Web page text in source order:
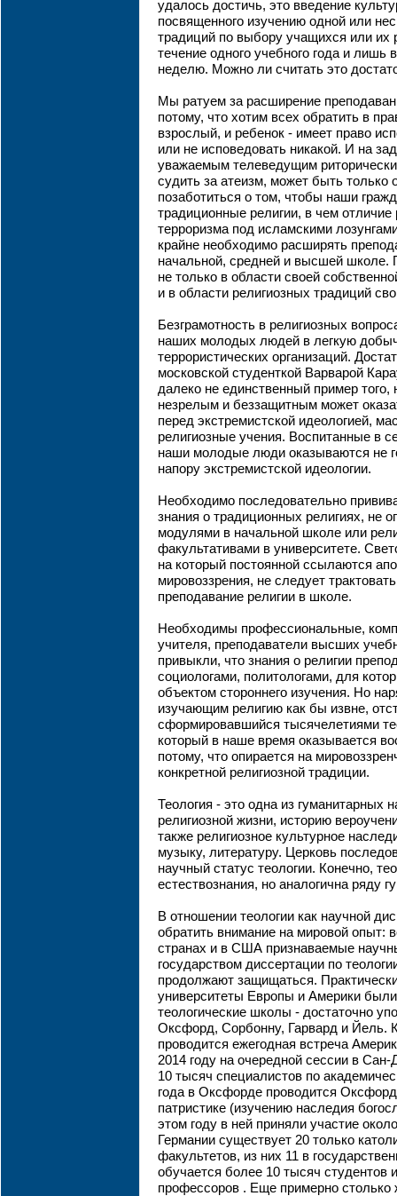
удалось достичь, это введение
посвященного изучению одной или
традиций по выбору учащихся или их
течение одного учебного года и лишь
неделю. Можно ли считать это
Мы ратуем за расширение
потому, что хотим всех обратить в
взрослый, и ребенок - имеет право
или не исповедовать никакой. И на
уважаемым телеведущим
судить за атеизм, может быть только
позаботиться о том, чтобы наши
традиционные религии, в чем отличие
терроризма под исламскими
крайне необходимо расширять
начальной, средней и высшей школе.
не только в области своей
и в области религиозных традиций
Безграмотность в религиозных
наших молодых людей в легкую
террористических организаций.
московской студенткой Варварой
далеко не единственный пример того,
незрелым и беззащитным может
перед экстремистской идеологией,
религиозные учения. Воспитанные в
наши молодые люди оказываются не
напору экстремистской идеологии.
Необходимо последовательно
знания о традиционных религиях, не
модулями в начальной школе или
факультативами в университете.
на который постоянной ссылаются
мировоззрения, не следует
преподавание религии в школе.
Необходимы профессиональные,
учителя, преподаватели высших
привыкли, что знания о религии
социологами, политологами, для
объектом стороннего изучения. Но
изучающим религию как бы извне,
сформировавшийся тысячелетиями
который в наше время оказывается
потому, что опирается на
конкретной религиозной традиции.
Теология - это одна из
религиозной жизни, историю
также религиозное культурное
музыку, литературу. Церковь
научный статус теологии. Конечно,
естествознания, но аналогична ряду
В отношении теологии как научной
обратить внимание на мировой опыт:
странах и в США признаваемые
государством диссертации по
продолжают защищаться.
университеты Европы и Америки
теологические школы - достаточно
Оксфорд, Сорбонну, Гарвард и
проводится ежегодная встреча
2014 году на очередной сессии в Сан-
10 тысяч специалистов по
года в Оксфорде проводится
патристике (изучению наследия
этом году в ней приняли участие
Германии существует 20 только
факультетов, из них 11 в
обучается более 10 тысяч студентов
профессоров . Еще примерно столько